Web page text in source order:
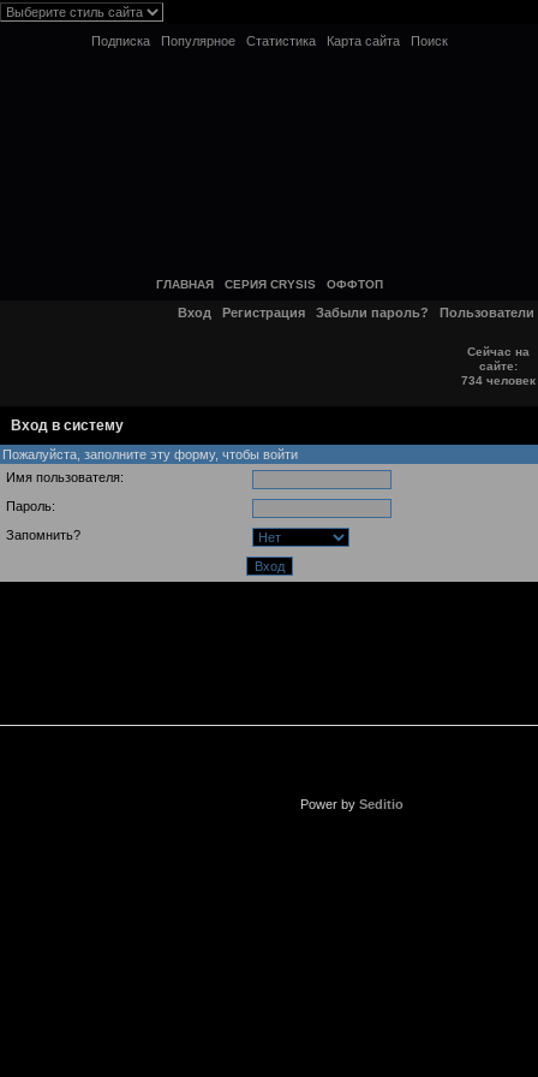
Подписка Популярное Статистика Карта сайта Поиск
ГЛАВНАЯ СЕРИЯ CRYSIS ОФФТОП
Вход Регистрация Забыли пароль? Пользователи
Сейчас на
сайте:
734 человек
Вход в систему
Пожалуйста, заполните эту форму, чтобы войти
Имя пользователя:
Пароль:
Запомнить?
Power by Seditio